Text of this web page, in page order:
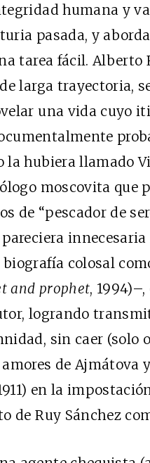
humana y
pasada, y
tarea fácil. Alberto
de larga trayectoria,
una vida cuyo
la hubiera llamado
moscovita que
de “pescador de
pareciera
colosal
and prophet,
logrando
sin caer (solo
amores de
en la
de Ruy Sánchez